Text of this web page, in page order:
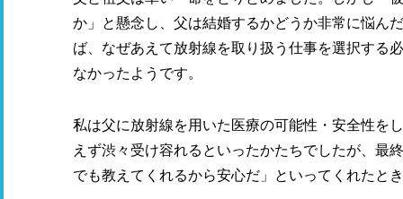
か」と懸念し、父は結婚するかどうか非常に悩ん
ば、なぜあえて放射線を取り扱う仕事を選択する
なかったようです。
私は父に放射線を用いた医療の可能性・安全性を
えず渋々受け容れるといったかたちでしたが、最
でも教えてくれるから安心だ」といってくれたと